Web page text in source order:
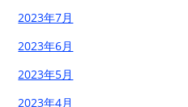
2023年7月
2023年6月
2023年5月
2023年4月